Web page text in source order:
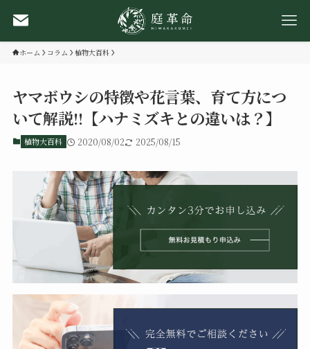
ホーム コラム 植物大百科
ヤマボウシの特徴や花言葉、育て方につ
いて解説!!【ハナミズキとの違いは？】
植物大百科 2020/08/02 2025/08/15